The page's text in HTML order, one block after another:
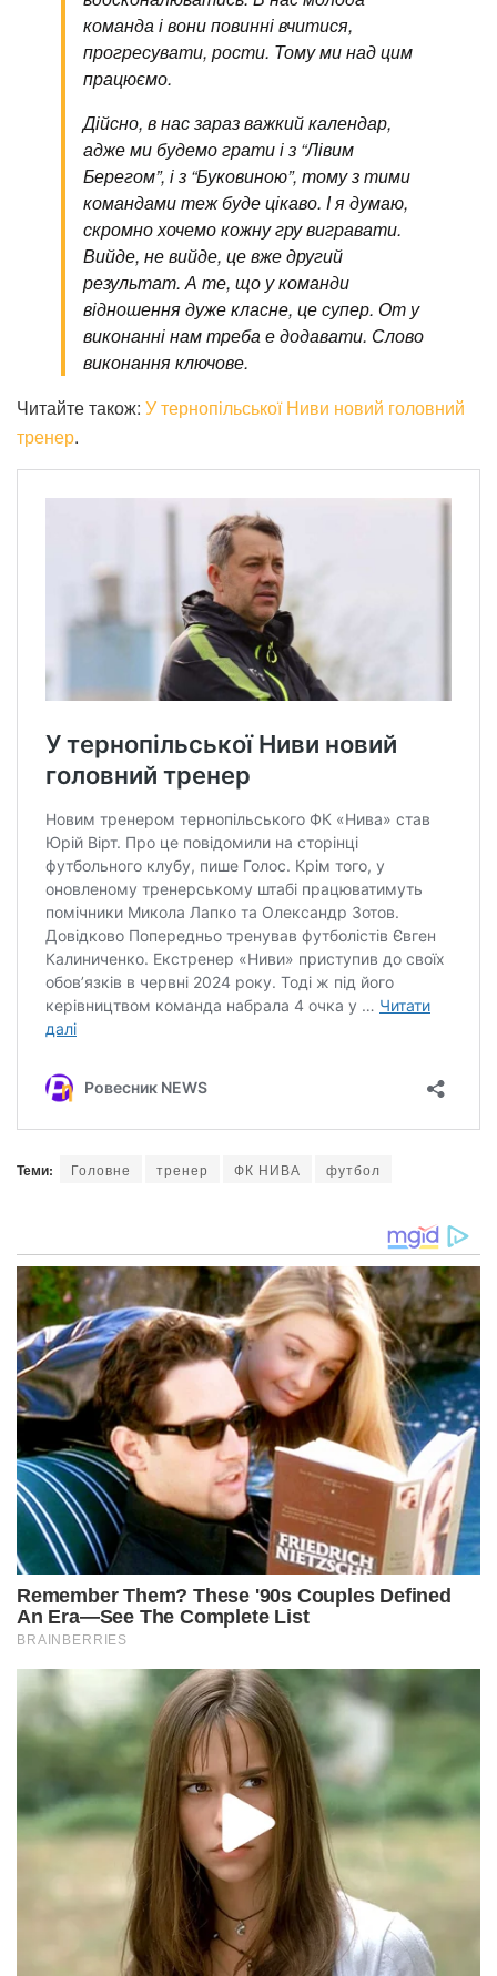
команда і вони повинні вчитися,
прогресувати, рости. Тому ми над цим
працюємо.
Дійсно, в нас зараз важкий календар,
адже ми будемо грати і з “Лівим
Берегом”, і з “Буковиною”, тому з тими
командами теж буде цікаво. І я думаю,
скромно хочемо кожну гру вигравати.
Вийде, не вийде, це вже другий
результат. А те, що у команди
відношення дуже класне, це супер. От у
виконанні нам треба е додавати. Слово
виконання ключове.
Читайте також: У тернопільської Ниви новий головний
тренер.
Теми: Головне тренер ФК НИВА футбол